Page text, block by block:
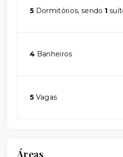
5 Dormitórios, sendo 1
4 Banheiros
5 Vagas
Áreas